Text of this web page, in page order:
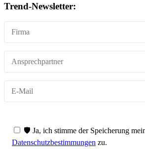
Trend-Newsletter:
🛡️ Ja, ich stimme der Speicherung
Datenschutzbestimmungen zu.